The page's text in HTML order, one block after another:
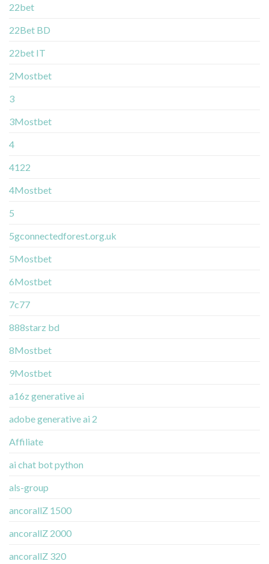
22bet
22Bet BD
22bet IT
2Mostbet
3
3Mostbet
4
4122
4Mostbet
5
5gconnectedforest.org.uk
5Mostbet
6Mostbet
7c77
888starz bd
8Mostbet
9Mostbet
a16z generative ai
adobe generative ai 2
Affiliate
ai chat bot python
als-group
ancorallZ 1500
ancorallZ 2000
ancorallZ 320